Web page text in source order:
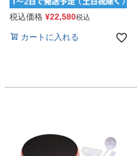
税込価格 ¥22,580税込
カートに入れる